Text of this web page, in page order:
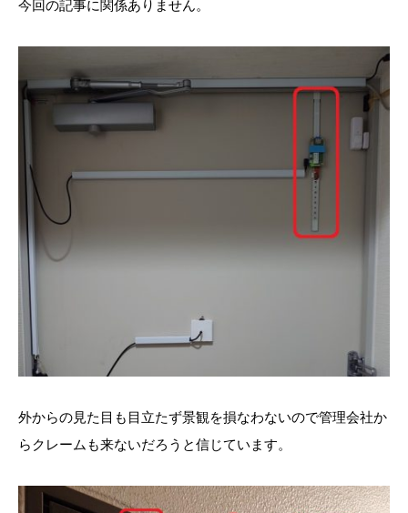
今回の記事に関係ありません。
外からの見た目も目立たず景観を損なわないので管理会社か
らクレームも来ないだろうと信じています。